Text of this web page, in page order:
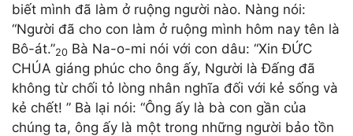
biết mình đã làm ở ruộng người nào. Nàng nói:
“Người đã cho con làm ở ruộng mình hôm nay tên là
Bô-át.”20 Bà Na-o-mi nói với con dâu: “Xin ĐỨC
CHÚA giáng phúc cho ông ấy, Người là Đấng đã
không từ chối tỏ lòng nhân nghĩa đối với kẻ sống và
kẻ chết! ” Bà lại nói: “Ông ấy là bà con gần của
chúng ta, ông ấy là một trong những người bảo tồn